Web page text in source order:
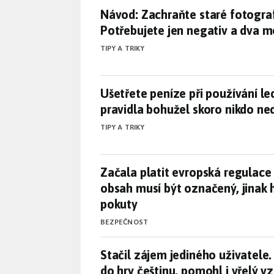
Návod: Zachraňte staré
Návod: Zachraňte staré
Potřebujete jen negativ a dva
TIPY A TRIKY
Ušetřete peníze při používání
Ušetřete peníze při používání
pravidla bohužel skoro nikdo
TIPY A TRIKY
Začala platit evropská
Začala platit evropská
obsah musí být označený, jinak
pokuty
BEZPEČNOST
Stačil zájem jediného
Stačil zájem jediného
do hry češtinu, pomohl i vřelý